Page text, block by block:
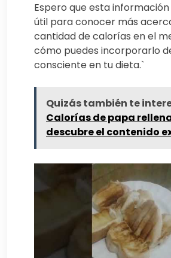
Espero que esta
útil para conocer más
cantidad de calorías en el
cómo puedes incorporarlo
consciente en tu dieta.`
Quizás también te
Calorías de papa
descubre el contenido